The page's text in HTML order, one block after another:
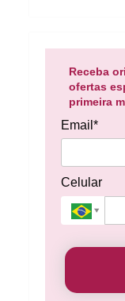
Receba
ofertas
primeira
Email*
Celular